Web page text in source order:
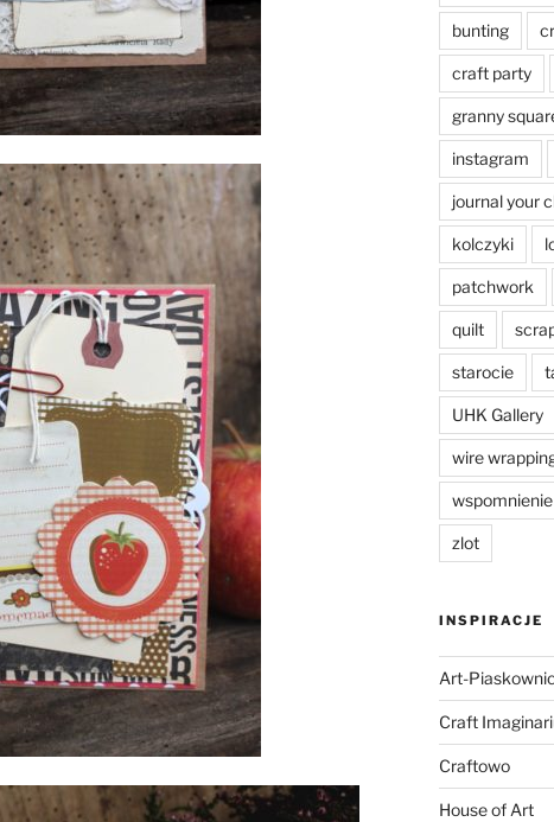
bunting
craft party
granny
instagram
journal your
kolczyki
patchwork
quilt
starocie
UHK Gallery
wire
wspomnienie
zlot
INSPIRACJE
Art-
Craft
Craftowo
House of Art